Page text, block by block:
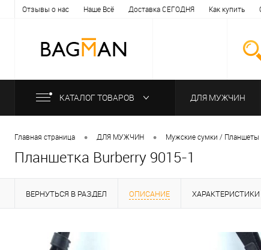
Отзывы о нас Наше Всё Доставка СЕГОДНЯ Как купить
КАТАЛОГ ТОВАРОВ ДЛЯ МУЖЧИН
Главная страница • ДЛЯ МУЖЧИН • Мужские сумки / Планшеты
Планшетка Burberry 9015-1
ВЕРНУТЬСЯ В РАЗДЕЛ ОПИСАНИЕ ХАРАКТЕРИСТИКИ